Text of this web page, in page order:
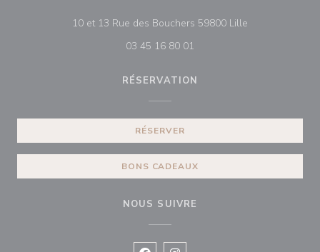
10 et 13 Rue des Bouchers 59800 Lille
03 45 16 80 01
RÉSERVATION
RÉSERVER
BONS CADEAUX
NOUS SUIVRE